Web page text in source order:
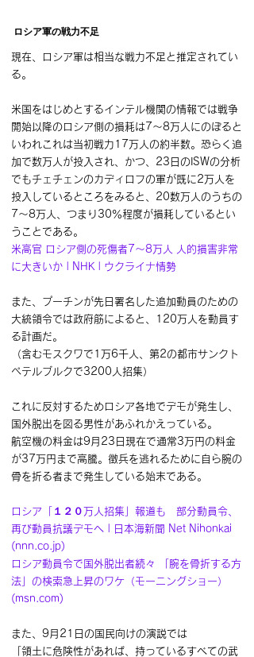
ロシア軍の戦力不足
現在、ロシア軍は相当な戦力不足と推定されてい
る。
米国をはじめとするインテル機関の情報では戦争
開始以降のロシア側の損耗は7～8万人にのぼると
いわれこれは当初戦力17万人の約半数。恐らく追
加で数万人が投入され、かつ、23日のISWの分析
でもチェチェンのカディロフの軍が既に2万人を
投入しているところをみると、20数万人のうちの
7～8万人、つまり30％程度が損耗しているとい
うことである。
米高官 ロシア側の死傷者7～8万人 人的損害非常
に大きいか | NHK | ウクライナ情勢
また、プーチンが先日署名した追加動員のための
大統領令では政府筋によると、120万人を動員す
る計画だ。
（含むモスクワで1万6千人、第2の都市サンクト
ペテルブルクで3200人招集）
これに反対するためロシア各地でデモが発生し、
国外脱出を図る男性があふれかえっている。
航空機の料金は9月23日現在で通常3万円の料金
が37万円まで高騰。徴兵を逃れるために自ら腕の
骨を折る者まで発生している始末である。
ロシア「１２０万人招集」報道も　部分動員令、
再び動員抗議デモへ | 日本海新聞 Net Nihonkai
(nnn.co.jp)
ロシア動員令で国外脱出者続々 「腕を骨折する方
法」の検索急上昇のワケ（モーニングショー）
(msn.com)
また、9月21日の国民向けの演説では
「領土に危険性があれば、持っているすべての武